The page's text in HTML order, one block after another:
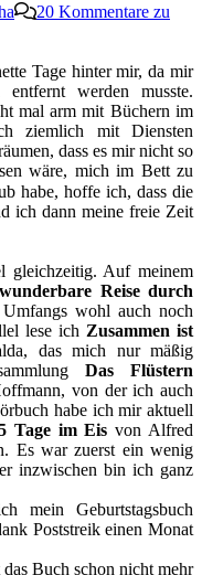
20 Kommentare zu
Tage hinter mir, da mir
entfernt werden musste.
mal arm mit Büchern im
ziemlich mit Diensten
dass es mir nicht so
wäre, mich im Bett zu
habe, hoffe ich, dass die
ich dann meine freie Zeit
gleichzeitig. Auf meinem
Reise durch
wohl auch noch
lese ich Zusammen ist
das mich nur mäßig
Das Flüstern
von der ich auch
habe ich mir aktuell
Tage im Eis von Alfred
Es war zuerst ein wenig
inzwischen bin ich ganz
mein Geburtstagsbuch
Poststreik einen Monat
Buch schon nicht mehr